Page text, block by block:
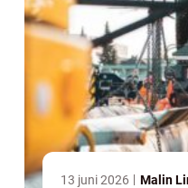
13 juni 2026 Malin